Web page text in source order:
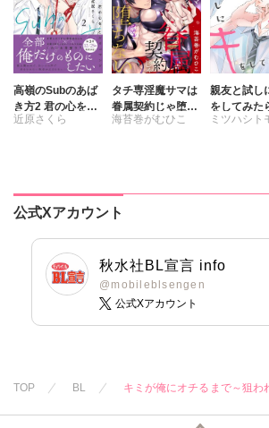
高嶺のSubのあば
き方2 君の心をと
かすコマンド
近原さくら
タチ専淫魔サマは
眷属契約じゃ堕ち
ない
海苔巻がむひこ
親友と試し
をしてみた
ミツハシト
公式Xアカウント
秋水社BL宣言 info
@mobileblsengen
公式Xアカウント
TOP BL キミが俺にオチるまで～狙わ